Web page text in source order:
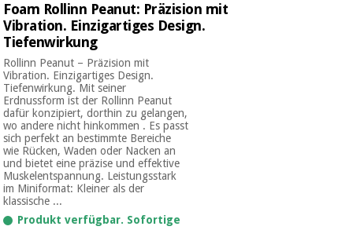
Foam Rollinn Peanut: Präzision mit
Vibration. Einzigartiges Design.
Tiefenwirkung
Rollinn Peanut – Präzision mit
Vibration. Einzigartiges Design.
Tiefenwirkung. Mit seiner
Erdnussform ist der Rollinn Peanut
dafür konzipiert, dorthin zu gelangen,
wo andere nicht hinkommen . Es passt
sich perfekt an bestimmte Bereiche
wie Rücken, Waden oder Nacken an
und bietet eine präzise und effektive
Muskelentspannung. Leistungsstark
im Miniformat: Kleiner als der
klassische ...
Produkt verfügbar. Sofortige